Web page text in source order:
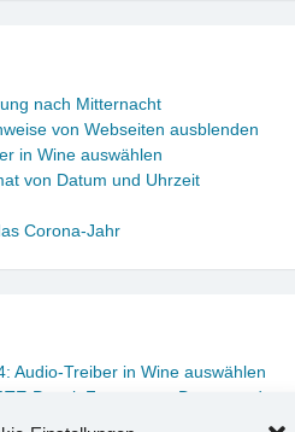
nach Mitternacht
von Webseiten ausblenden
in Wine auswählen
von Datum und Uhrzeit
Corona-Jahr
Audio-Treiber in Wine auswählen
Panel: Format von Datum und